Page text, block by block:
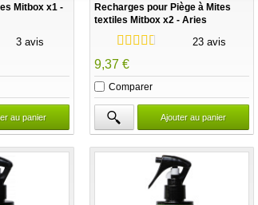
Mitbox x1 -
3 avis
au panier
Recharges pour Piège à Mites
textiles Mitbox x2 - Aries
23 avis
9,37 €
Comparer
Ajouter au panier